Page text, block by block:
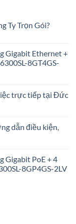
Ty Trọn Gói?
Gigabit Ethernet +
8GT4GS-
trực tiếp tại Đức
dẫn điều kiện,
Gigabit PoE + 4
8GP4GS-2LV